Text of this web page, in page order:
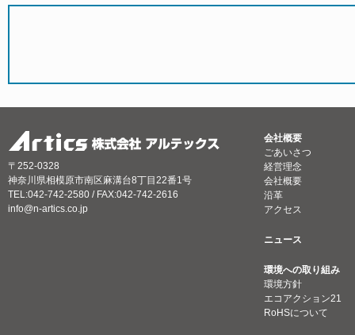
〒252-0328
神奈川県相模原市南区麻溝台8丁目22番1号
TEL:042-742-2580 / FAX:042-742-2616
info@n-artics.co.jp
会社概要
ごあいさつ
経営理念
会社概要
沿革
アクセス
ニュース
環境への取り組み
環境方針
エコアクション21
RoHSについて